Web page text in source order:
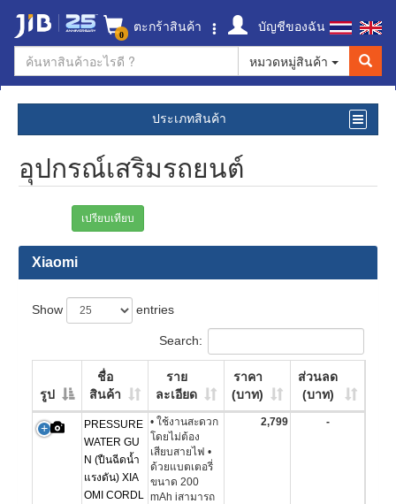
0 ตะกร้าสินค้า
บัญชีของฉัน
หมวดหมู่สินค้า
ประเภทสินค้า
อุปกรณ์เสริมรถยนต์
เปรียบเทียบ
Xiaomi
Show entries
Search:
รูป
ชื่อ
สินค้า
ราย
ละเอียด
ราคา
(บาท)
ส่วนลด
(บาท)
PRESSURE
WATER GU
N (ปืนฉีดน้ำ
แรงดัน) XIA
OMI CORDL
• ใช้งานสะดวก
โดยไม่ต้อง
เสียบสายไฟ •
ด้วยแบตเตอรี่
ขนาด 200
mAh iสามารถ
2,799 -